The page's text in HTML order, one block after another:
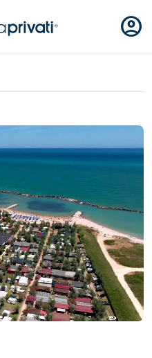
Aste account_circle